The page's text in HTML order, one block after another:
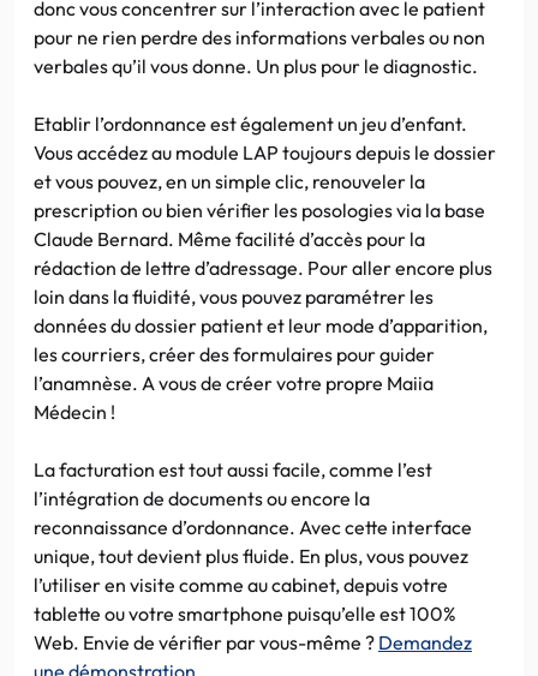
donc vous concentrer sur l’interaction avec le patient
pour ne rien perdre des informations verbales ou non
verbales qu’il vous donne. Un plus pour le diagnostic.
Etablir l’ordonnance est également un jeu d’enfant.
Vous accédez au module LAP toujours depuis le dossier
et vous pouvez, en un simple clic, renouveler la
prescription ou bien vérifier les posologies via la base
Claude Bernard. Même facilité d’accès pour la
rédaction de lettre d’adressage. Pour aller encore plus
loin dans la fluidité, vous pouvez paramétrer les
données du dossier patient et leur mode d’apparition,
les courriers, créer des formulaires pour guider
l’anamnèse. A vous de créer votre propre Maiia
Médecin !
La facturation est tout aussi facile, comme l’est
l’intégration de documents ou encore la
reconnaissance d’ordonnance. Avec cette interface
unique, tout devient plus fluide. En plus, vous pouvez
l’utiliser en visite comme au cabinet, depuis votre
tablette ou votre smartphone puisqu’elle est 100%
Web. Envie de vérifier par vous-même ? Demandez
une démonstration